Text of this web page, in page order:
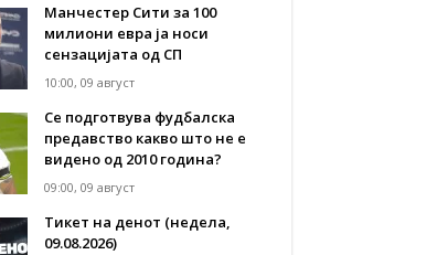
Манчестер Сити за 100
милиони евра ја носи
сензацијата од СП
10:00, 09 август
Се подготвува фудбалска
предавство какво што не е
видено од 2010 година?
09:00, 09 август
Тикет на денот (недела,
09.08.2026)